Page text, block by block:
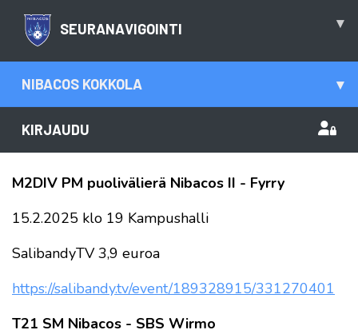
SEURANAVIGOINTI ▾
NIBACOS KOKKOLA ▾
KIRJAUDU
M2DIV PM puolivälierä Nibacos II - Fyrry
15.2.2025 klo 19 Kampushalli
SalibandyTV 3,9 euroa
https://salibandy.tv/event/189328915/331270401
T21 SM Nibacos - SBS Wirmo